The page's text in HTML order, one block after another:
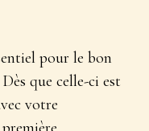
pour le bon
que celle-ci est
votre